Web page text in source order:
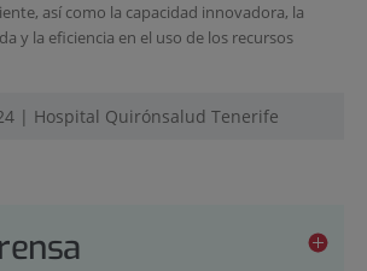
así como la capacidad innovadora, la
y la eficiencia en el uso de los recursos
| Hospital Quirónsalud Tenerife